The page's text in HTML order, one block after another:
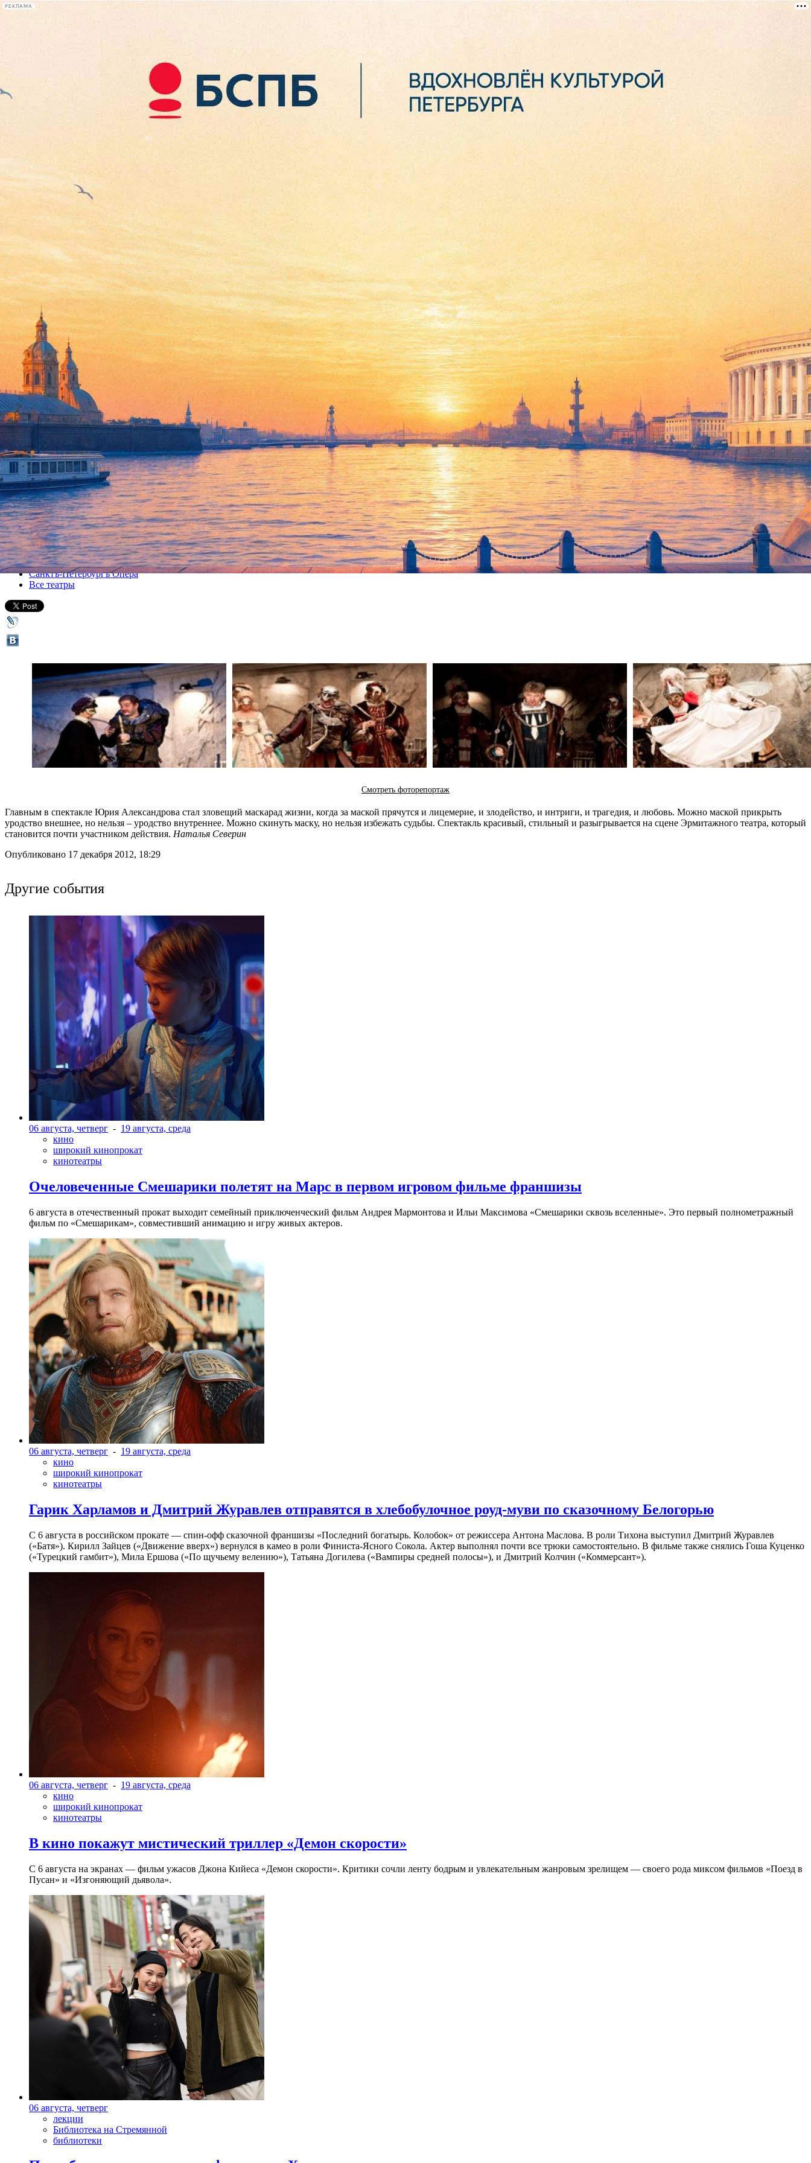
РЕКЛАМА
лекции
книги
Опера Дж. Верди «Риголетто»
18 декабря 2012, вторник,19.00
Версия для печати
Все спектакли
Санктъ-Петербургъ Опера
Все театры
Смотреть фоторепортаж
Главным в спектакле Юрия Александрова стал зловещий маскарад жизни, когда за маской прячутся и лицемерие, и злодейство, и интриги, и трагедия, и любовь. Можно маской прикрыть
уродство внешнее, но нельзя – уродство внутреннее. Можно скинуть маску, но нельзя избежать судьбы. Спектакль красивый, стильный и разыгрывается на сцене Эрмитажного театра, который
становится почти участником действия. Наталья Северин
Опубликовано 17 декабря 2012, 18:29
Другие события
06 августа, четверг - 19 августа, среда
кино
широкий кинопрокат
кинотеатры
Очеловеченные Смешарики полетят на Марс в первом игровом фильме франшизы
6 августа в отечественный прокат выходит семейный приключенческий фильм Андрея Мармонтова и Ильи Максимова «Смешарики сквозь вселенные». Это первый полнометражный
фильм по «Смешарикам», совместивший анимацию и игру живых актеров.
06 августа, четверг - 19 августа, среда
кино
широкий кинопрокат
кинотеатры
Гарик Харламов и Дмитрий Журавлев отправятся в хлебобулочное роуд-муви по сказочному Белогорью
С 6 августа в российском прокате — спин-офф сказочной франшизы «Последний богатырь. Колобок» от режиссера Антона Маслова. В роли Тихона выступил Дмитрий Журавлев
(«Батя»). Кирилл Зайцев («Движение вверх») вернулся в камео в роли Финиста-Ясного Сокола. Актер выполнял почти все трюки самостоятельно. В фильме также снялись Гоша Куценко
(«Турецкий гамбит»), Мила Ершова («По щучьему велению»), Татьяна Догилева («Вампиры средней полосы»), и Дмитрий Колчин («Коммерсант»).
06 августа, четверг - 19 августа, среда
кино
широкий кинопрокат
кинотеатры
В кино покажут мистический триллер «Демон скорости»
С 6 августа на экранах — фильм ужасов Джона Кийеса «Демон скорости». Критики сочли ленту бодрым и увлекательным жанровым зрелищeм — своего рода миксом фильмов «Поезд в
Пусан» и «Изгоняющий дьявола».
06 августа, четверг
лекции
Библиотека на Стремянной
библиотеки